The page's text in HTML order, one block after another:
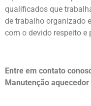
qualificados que
de trabalho organizado
com o devido respeito e
Entre em contato
Manutenção